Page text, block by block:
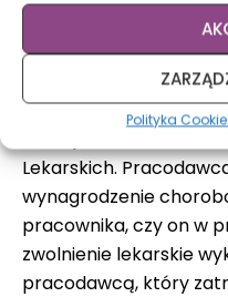
Polityka
Pracodawca
taką możliwość, która
ustawie o systemie
która mówi o tym, że
Lekarskich.
wynagrodzenie
pracownika, czy on w
zwolnienie lekarskie
pracodawcą, który